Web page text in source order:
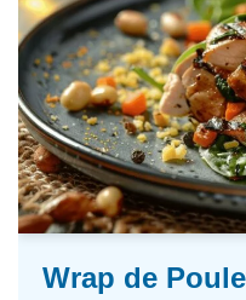
Wrap de